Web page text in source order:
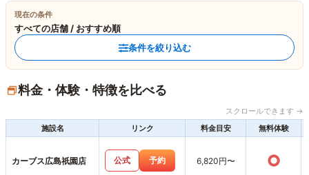
現在の条件
すべての店舗 / おすすめ順
条件を絞り込む
料金・体験・特徴を比べる
スクロールできます →
施設名
リンク 料金目安 無料体験
カーブス広島祇園店 公式 予約 6,820円〜 ○